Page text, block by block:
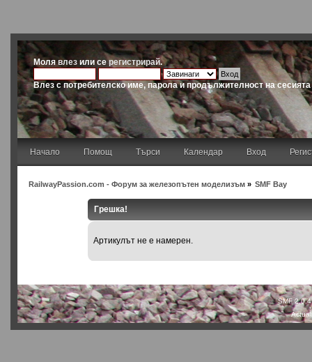
Молявлез или серегистрирай.
Влез с потребителско име, парола и продължителност на сесията
Начало Помощ Търси Календар Вход
RailwayPassion.com - Форум за железопътен моделизъм» SMF Bay
Грешка!
Артикулът не е намерен.
SMF 2.0.4